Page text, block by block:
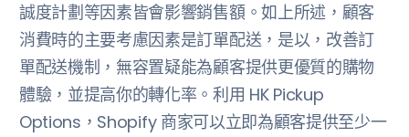
誠度計劃等因素皆會影響銷售額。如上所述，顧客
消費時的主要考慮因素是訂單配送，是以，改善訂
單配送機制，無容置疑能為顧客提供更優質的購物
體驗，並提高你的轉化率。利用 HK Pickup
Options，Shopify 商家可以立即為顧客提供至少一